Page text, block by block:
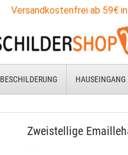
Versandkostenfrei ab 59€
BESCHILDERUNG HAUSEINGANG
Zweistellige